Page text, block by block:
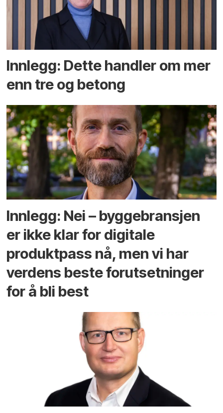
Innlegg: Dette handler om mer
enn tre og betong
Innlegg: Nei – byggebransjen
er ikke klar for digitale
produktpass nå, men vi har
verdens beste forutsetninger
for å bli best